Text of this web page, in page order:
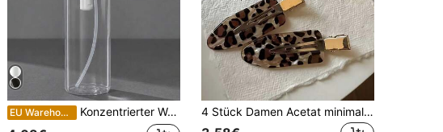
EU Warehouse Konzentrierter Wassertank, Hochdruck-Sprühflasche, kontinuierliche Zerstäubung, Styling-Sprühflasche, geeignet für Haarschnitt, Haaraccessoires 4 Stück Damen Acetat minimalistisch vielseitig elegant kaffeefarben Leopardenmuster nahtlos Haarstyling Haarspangen, Vintage Mode Seitenpony und lose Haare fixieren gerade nahtlose Spangen, geeignet für den täglichen Gebrauch Haarzubehör